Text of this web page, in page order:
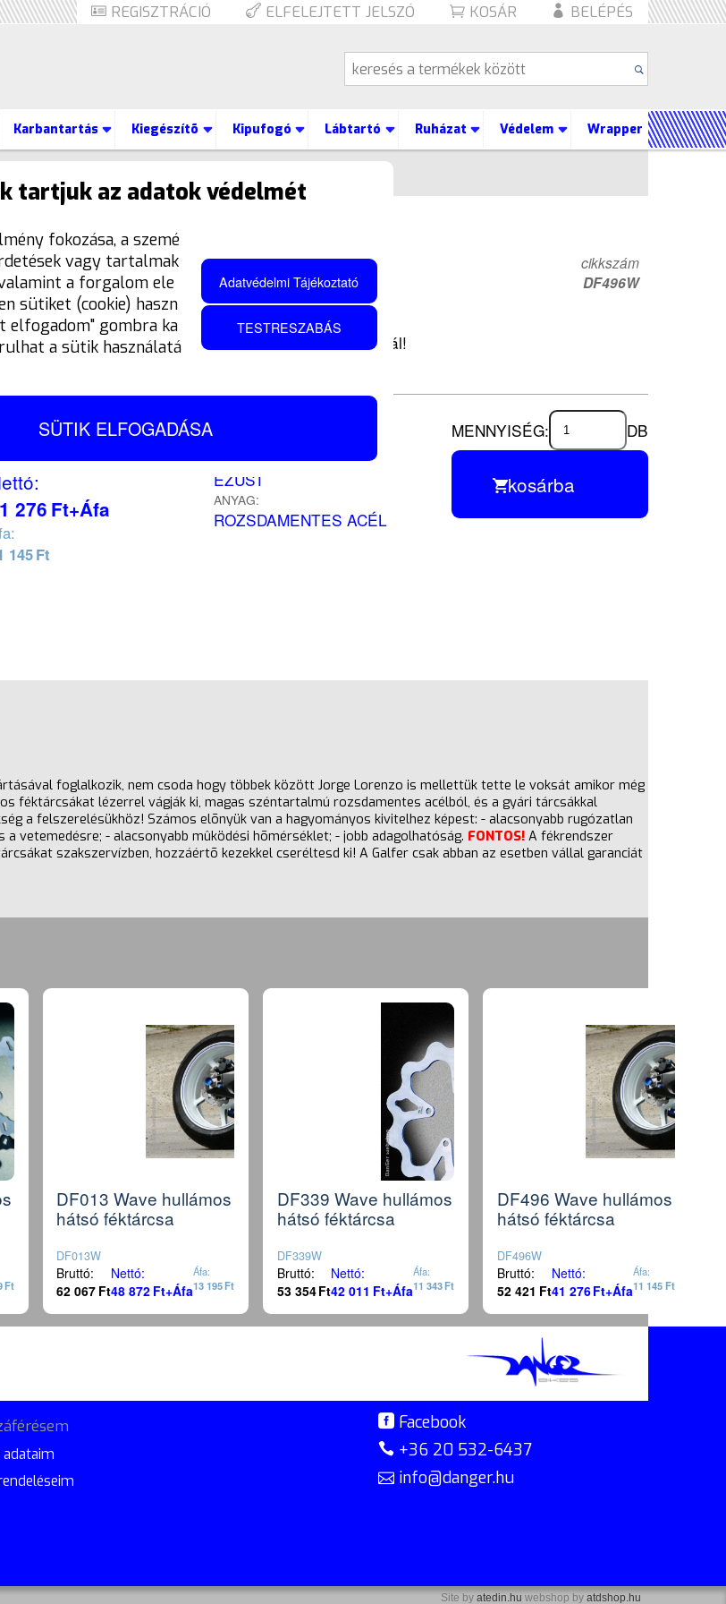
REGISZTRÁCIÓ ELFELEJTETT JELSZÓ KOSÁR BELÉPÉS
Karbantartás Kiegészítõ Kipufogó Lábtartó Ruházat Védelem Wrapper
WAVE HULLÁMOS
FÉKTÁRCSA
cikkszám
DF496W
és hatásfokra is sokkal jobb a gyári féktárcsánál!
Bruttó:
421Ft
276 Ft+Áfa
145Ft
SZÍN:
EZÜST
ANYAG:
ROZSDAMENTES ACÉL
MENNYISÉG: DB
kosárba
foglalkozik, nem csoda hogy többek között Jorge Lorenzo is mellettük tette le voksát amikor még
féktárcsákat lézerrel vágják ki, magas széntartalmú rozsdamentes acélból, és a gyári tárcsákkal
a felszerelésükhöz! Számos elõnyük van a hagyományos kivitelhez képest: - alacsonyabb rugózatlan
vetemedésre; - alacsonyabb mûködési hõmérséklet; - jobb adagolhatóság. FONTOS! A fékrendszer
szakszervízben, hozzáértõ kezekkel cseréltesd ki! A Galfer csak abban az esetben vállal garanciát
Ft
DF013 Wave hullámos
hátsó féktárcsa
DF013W
Bruttó:
62 067 Ft
Nettó:
48 872 Ft+Áfa
Áfa:
13 195Ft
DF339 Wave hullámos
hátsó féktárcsa
DF339W
Bruttó:
53 354Ft
Nettó:
42 011 Ft+Áfa
Áfa:
11 343Ft
DF496 Wave hullámos
hátsó féktárcsa
DF496W
Bruttó:
52 421 Ft
Nettó:
41 276Ft+Áfa
Áfa:
11 145Ft
adataim
Facebook
+36 20 532-6437
info@danger.hu
Site by atedin.hu webshop by atdshop.hu
tartjuk az adatok védelmét
fokozása, a szemé
vagy tartalmak
a forgalom ele
sütiket (cookie) haszn
elfogadom" gombra ka
a sütik használatá
Adatvédelmi Tájékoztató
TESTRESZABÁS
SÜTIK ELFOGADÁSA